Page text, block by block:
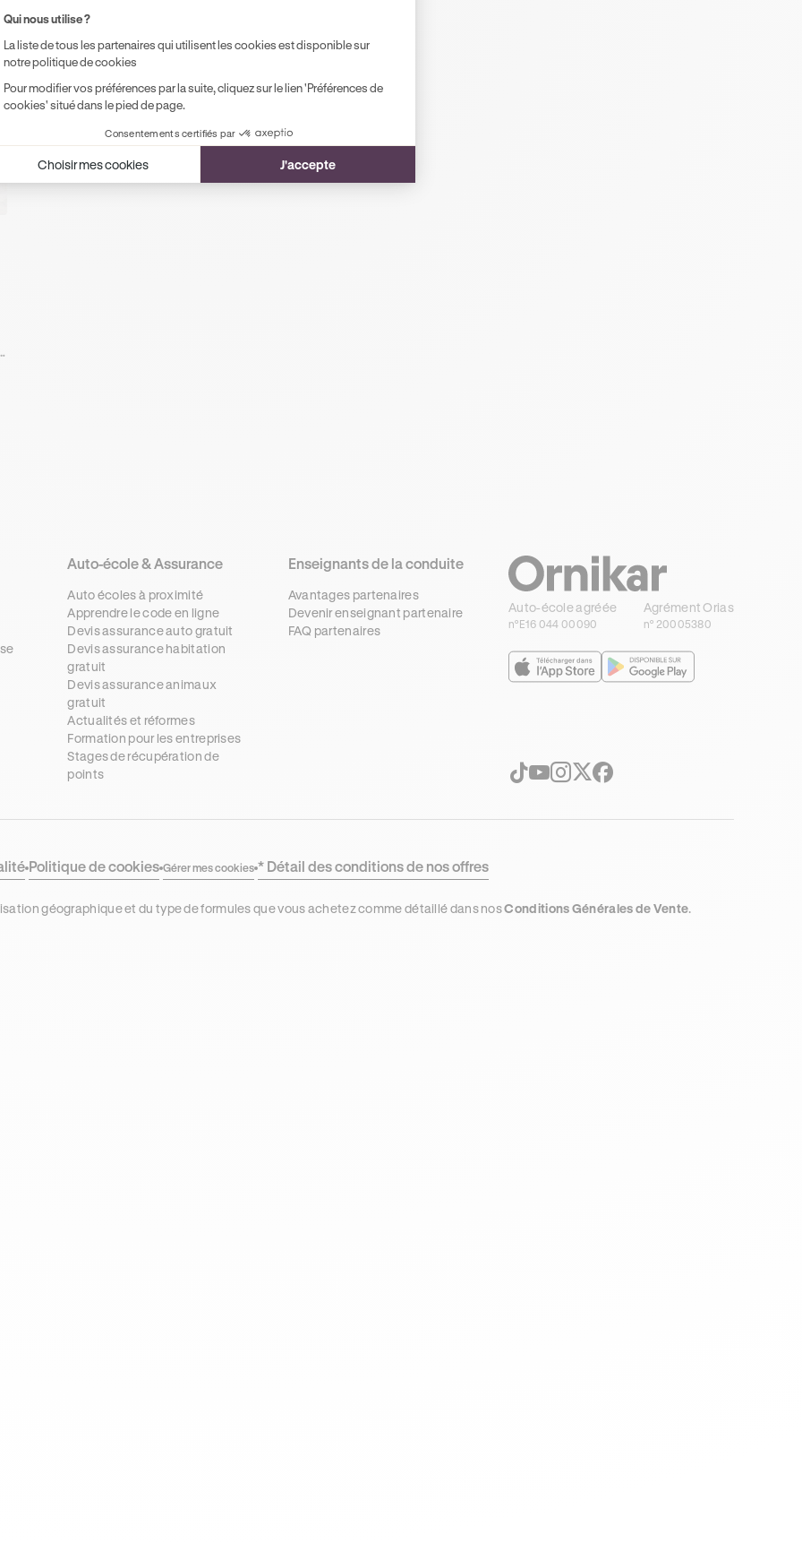
dans votre parcours
Auto-école & Assurance
Auto écoles à proximité
Apprendre le code en ligne
Devis assurance auto gratuit
Devis assurance habitation
gratuit
Devis assurance animaux
gratuit
Actualités et réformes
Formation pour les entreprises
Stages de récupération de
points
Enseignants de la conduite
Avantages partenaires
Devenir enseignant partenaire
FAQ partenaires
Auto-école agréée
n°E16 044 00090
Agrément Orias
n° 20005380
Politique de cookies Gérer mes cookies * Détail des conditions de nos offres
géographique et du type de formules que vous achetez comme détaillé dans nosConditions Générales de Vente.
Qui nous utilise ?
La liste de tous les partenaires qui utilisent les cookies est disponible sur
notre politique de cookies
Pour modifier vos préférences par la suite, cliquez sur le lien 'Préférences de
cookies' situé dans le pied de page.
Consentements certifiés par
Choisir mes cookies J'accepte